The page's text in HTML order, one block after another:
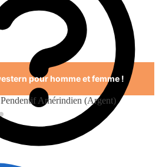
pour homme et femme !
Pendentif Amérindien (Argent)